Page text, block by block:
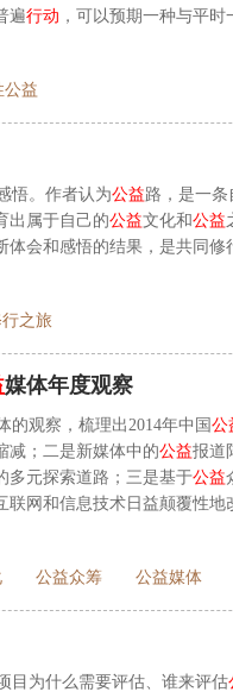
遍行动 ，可以预期一种与平
公益
悟。作者认为公益路，是一
出属于自己的公益文化和公益
会和感悟的结果，是共同修
之旅
媒体年度观察
的观察，梳理出2014年中国 公
减；二是新媒体中的公益报道
多元探索道路；三是基于公益
联网和信息技术日益颠覆性地
公益众筹 公益媒体
目为什么需要评估、谁来评估